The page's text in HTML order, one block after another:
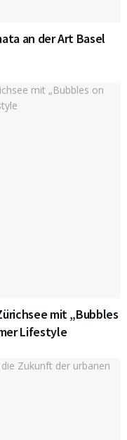
an der Art Basel
mit „Bubbles
Lifestyle